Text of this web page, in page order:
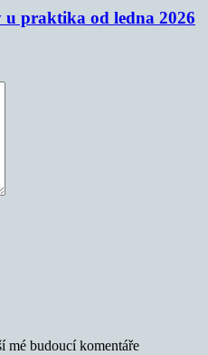
u praktika od ledna 2026
mé budoucí komentáře